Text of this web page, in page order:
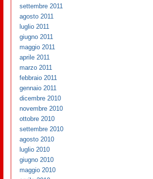
settembre 2011
agosto 2011
luglio 2011
giugno 2011
maggio 2011
aprile 2011
marzo 2011
febbraio 2011
gennaio 2011
dicembre 2010
novembre 2010
ottobre 2010
settembre 2010
agosto 2010
luglio 2010
giugno 2010
maggio 2010